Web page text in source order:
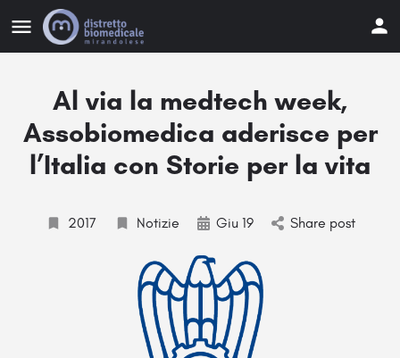
Al via la medtech week,
Assobiomedica aderisce per
l’Italia con Storie per la vita
2017 Notizie Giu 19 Share post